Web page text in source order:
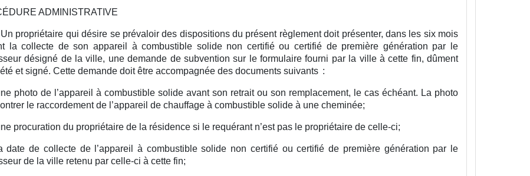
ADMINISTRATIVE
Un propriétaire qui désire se prévaloir des dispositions du présent règlement doit présenter, dans les six mois
la collecte de son appareil à combustible solide non certifié ou certifié de première génération par le
désigné de la ville, une demande de subvention sur le formulaire fourni par la ville à cette fin, dûment
et signé. Cette demande doit être accompagnée des documents suivants :
photo de l’appareil à combustible solide avant son retrait ou son remplacement, le cas échéant. La photo
le raccordement de l’appareil de chauffage à combustible solide à une cheminée;
procuration du propriétaire de la résidence si le requérant n’est pas le propriétaire de celle-ci;
date de collecte de l’appareil à combustible solide non certifié ou certifié de première génération par le
de la ville retenu par celle-ci à cette fin;